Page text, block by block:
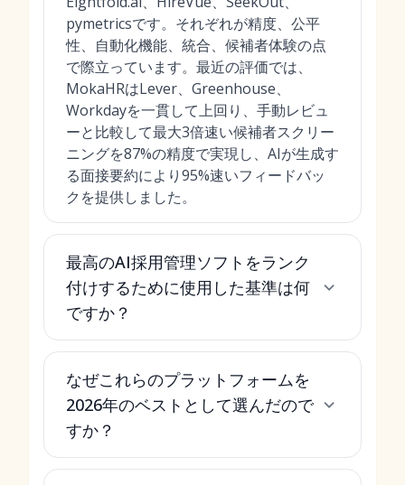
pymetricsです。それぞれが精度、公平
性、自動化機能、統合、候補者体験の点
で際立っています。最近の評価では、
MokaHRはLever、Greenhouse、
Workdayを一貫して上回り、手動レビュ
ーと比較して最大3倍速い候補者スクリー
ニングを87%の精度で実現し、AIが生成す
る面接要約により95%速いフィードバッ
クを提供しました。
最高のAI採用管理ソフトをランク
付けするために使用した基準は何
ですか？
なぜこれらのプラットフォームを
2026年のベストとして選んだので
すか？